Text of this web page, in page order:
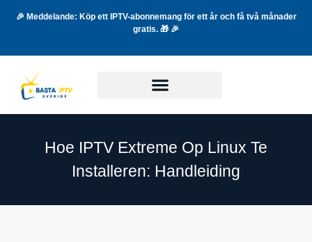
🎉 Meddelande: Köp ett IPTV-abonnemang för ett år och få två månader
gratis. 🎁 🎉
Hoe IPTV Extreme Op Linux Te
Installeren: Handleiding